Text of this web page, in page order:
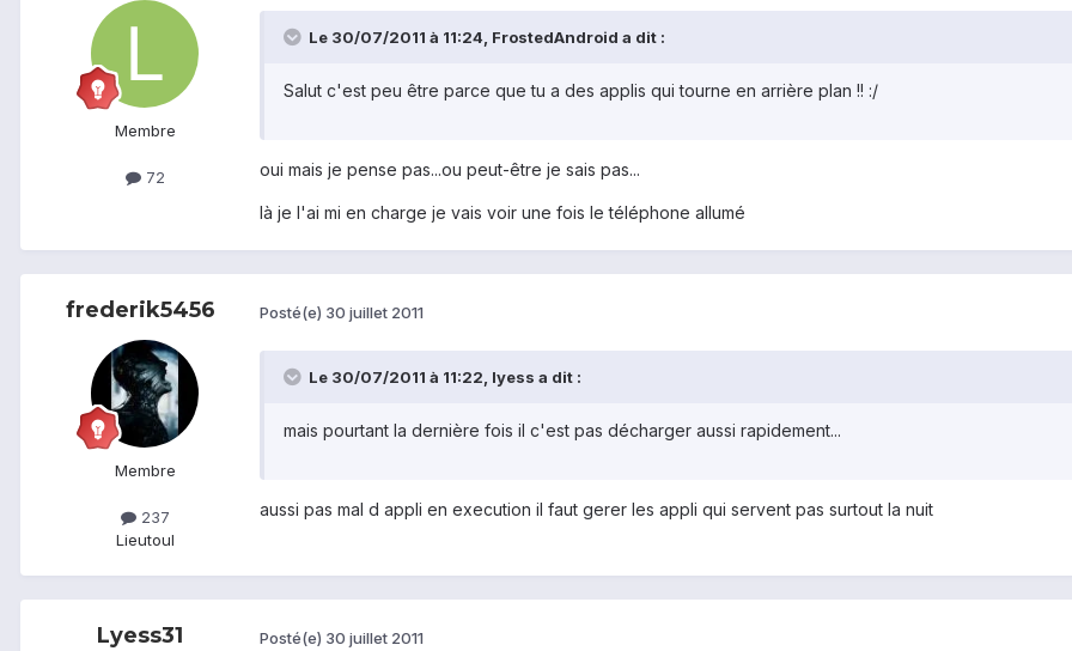
Membre
72
Le 30/07/2011 à 11:24, FrostedAndroid a dit :
Salut c'est peu être parce que tu a des applis qui tourne en arrière plan !! :/
oui mais je pense pas...ou peut-être je sais pas...
là je l'ai mi en charge je vais voir une fois le téléphone allumé
frederik5456
Membre
237
Lieutoul
Posté(e) 30 juillet 2011
Le 30/07/2011 à 11:22, lyess a dit :
mais pourtant la dernière fois il c'est pas décharger aussi rapidement...
aussi pas mal d appli en execution il faut gerer les appli qui servent pas surtout la nuit
Lyess31 Posté(e) 30 juillet 2011